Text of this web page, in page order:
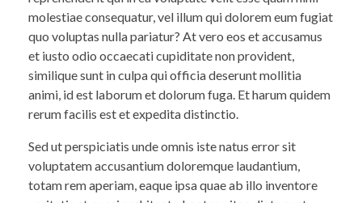
molestiae consequatur, vel illum qui dolorem eum fugiat
quo voluptas nulla pariatur? At vero eos et accusamus
et iusto odio occaecati cupiditate non provident,
similique sunt in culpa qui officia deserunt mollitia
animi, id est laborum et dolorum fuga. Et harum quidem
rerum facilis est et expedita distinctio.
Sed ut perspiciatis unde omnis iste natus error sit
voluptatem accusantium doloremque laudantium,
totam rem aperiam, eaque ipsa quae ab illo inventore